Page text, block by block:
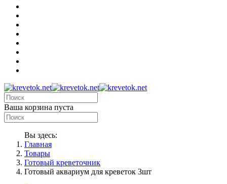
Ваша корзина пуста
Вы здесь:
Главная
Товары
Готовый креветочник
Готовый аквариум для креветок 3шт